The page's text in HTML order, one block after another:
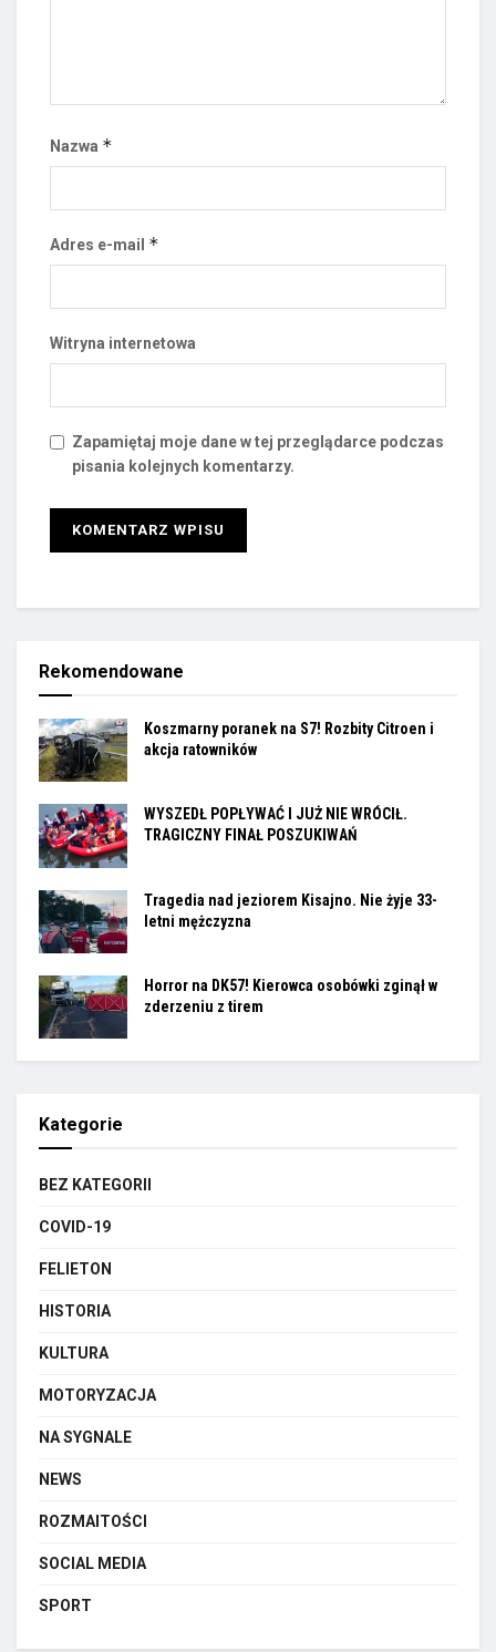
Nazwa *
Adres e-mail *
Witryna internetowa
Zapamiętaj moje dane w tej przeglądarce podczas
pisania kolejnych komentarzy.
Rekomendowane
Koszmarny poranek na S7! Rozbity Citroen i
akcja ratowników
WYSZEDŁ POPŁYWAĆ I JUŻ NIE WRÓCIŁ.
TRAGICZNY FINAŁ POSZUKIWAŃ
Tragedia nad jeziorem Kisajno. Nie żyje 33-
letni mężczyzna
Horror na DK57! Kierowca osobówki zginął w
zderzeniu z tirem
Kategorie
BEZ KATEGORII
COVID-19
FELIETON
HISTORIA
KULTURA
MOTORYZACJA
NA SYGNALE
NEWS
ROZMAITOŚCI
SOCIAL MEDIA
SPORT